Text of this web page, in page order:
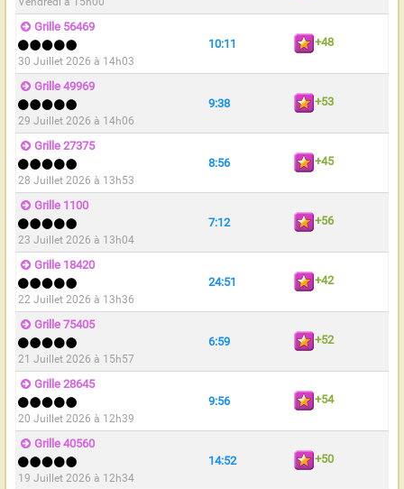
Grille 56469
30 Juillet 2026 à 14h03
10:11 +48
Grille 49969
29 Juillet 2026 à 14h06
9:38 +53
Grille 27375
28 Juillet 2026 à 13h53
8:56 +45
Grille 1100
23 Juillet 2026 à 13h04
7:12 +56
Grille 18420
22 Juillet 2026 à 13h36
24:51 +42
Grille 75405
21 Juillet 2026 à 15h57
6:59 +52
Grille 28645
20 Juillet 2026 à 12h39
9:56 +54
Grille 40560
19 Juillet 2026 à 12h34
14:52 +50